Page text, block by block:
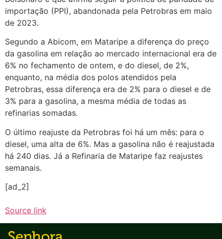
importação (PPI), abandonada pela Petrobras em maio
de 2023.
Segundo a Abicom, em Mataripe a diferença do preço
da gasolina em relação ao mercado internacional era de
6% no fechamento de ontem, e do diesel, de 2%,
enquanto, na média dos polos atendidos pela
Petrobras, essa diferença era de 2% para o diesel e de
3% para a gasolina, a mesma média de todas as
refinarias somadas.
O último reajuste da Petrobras foi há um mês: para o
diesel, uma alta de 6%. Mas a gasolina não é reajustada
há 240 dias. Já a Refinaria de Mataripe faz reajustes
semanais.
[ad_2]
Source link